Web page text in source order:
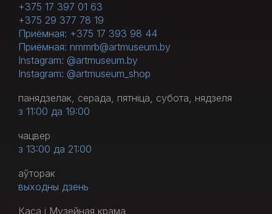
+375 17 397 01 63
+375 29 377 78 19
Приёмная: +375 17 393 98 44
Приёмная: nmmrb@artmuseum.by
Instagram: @artmuseum.by
Instagram: @artmuseum_shop
панядзелак, серада, пятніца, субота, нядзеля
з 11:00 да 19:00
чацвер
з 13:00 да 21:00
аўторак
выходны дзень
Каса і Музейная крама